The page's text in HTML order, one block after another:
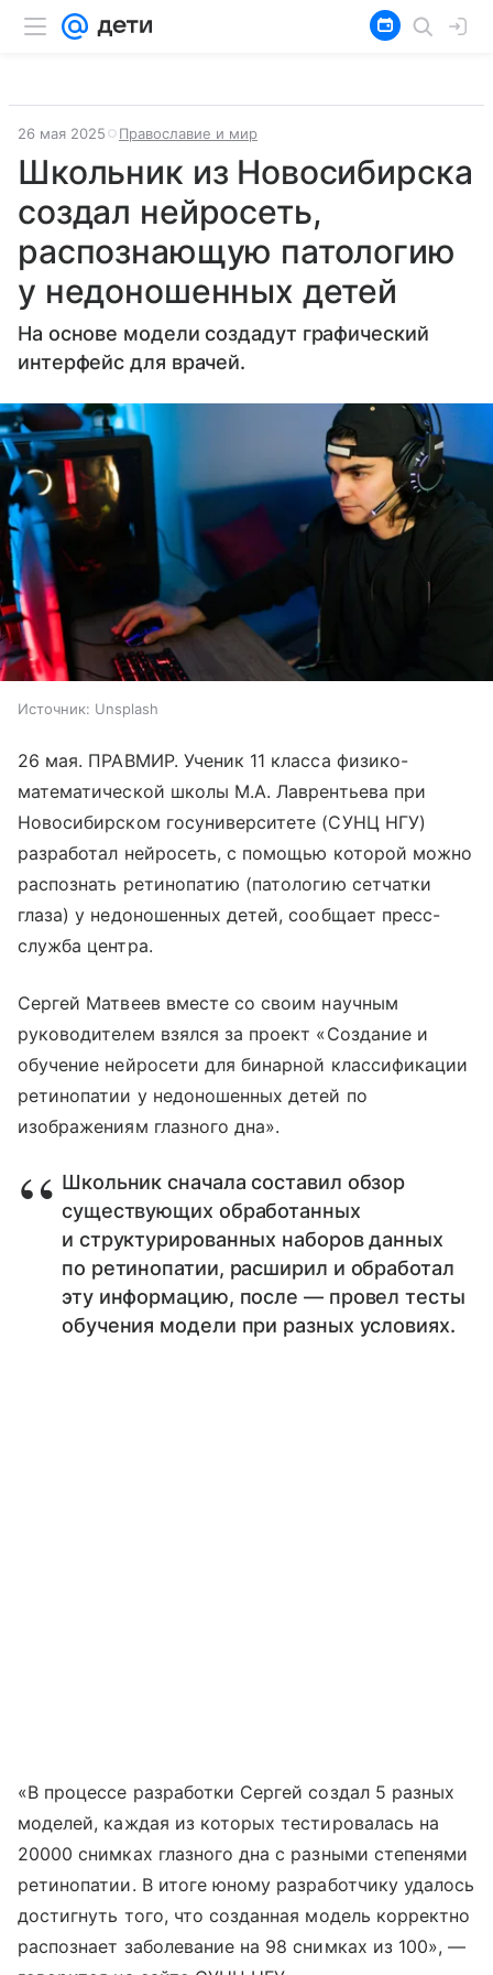
26 мая 2025 Православие и мир
Школьник из Новосибирска
создал нейросеть,
распознающую патологию
у недоношенных детей
На основе модели создадут графический
интерфейс для врачей.
Источник: Unsplash
26 мая. ПРАВМИР. Ученик 11 класса физико-
математической школы М.А. Лаврентьева при
Новосибирском госуниверситете (СУНЦ НГУ)
разработал нейросеть, с помощью которой можно
распознать ретинопатию (патологию сетчатки
глаза) у недоношенных детей, сообщает пресс-
служба центра.
Сергей Матвеев вместе со своим научным
руководителем взялся за проект «Создание и
обучение нейросети для бинарной классификации
ретинопатии у недоношенных детей по
изображениям глазного дна».
Школьник сначала составил обзор
существующих обработанных
и структурированных наборов данных
по ретинопатии, расширил и обработал
эту информацию, после — провел тесты
обучения модели при разных условиях.
«В процессе разработки Сергей создал 5 разных
моделей, каждая из которых тестировалась на
20000 снимках глазного дна с разными степенями
ретинопатии. В итоге юному разработчику удалось
достигнуть того, что созданная модель корректно
распознает заболевание на 98 снимках из 100», —